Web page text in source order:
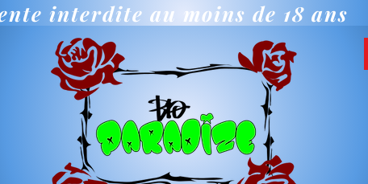
interdite au moins de 18 ans